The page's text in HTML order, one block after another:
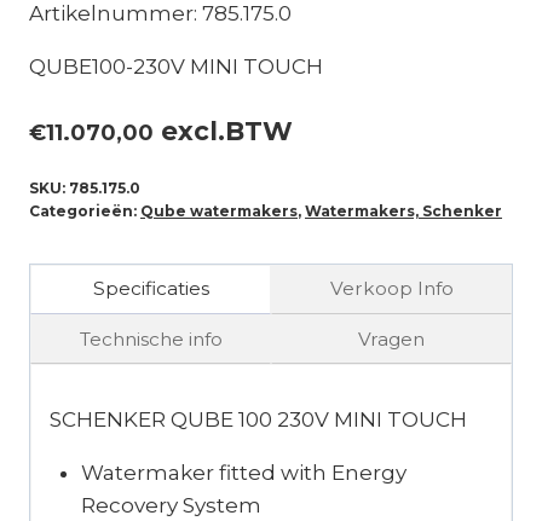
Artikelnummer: 785.175.0
QUBE100-230V MINI TOUCH
€11.070,00 excl.BTW
SKU: 785.175.0
Categorieën: Qube watermakers, Watermakers, Schenker
Specificaties Verkoop Info
Technische info Vragen
SCHENKER QUBE 100 230V MINI TOUCH
Watermaker fitted with Energy
Recovery System